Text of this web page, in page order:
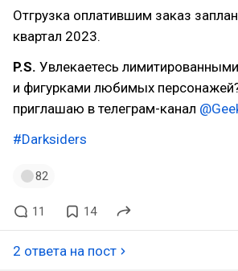
Отгрузка оплатившим заказ
квартал 2023.
P.S. Увлекаетесь
и фигурками любимых
приглашаю в телеграм-канал
#Darksiders
82
11 14
2 ответа на пост